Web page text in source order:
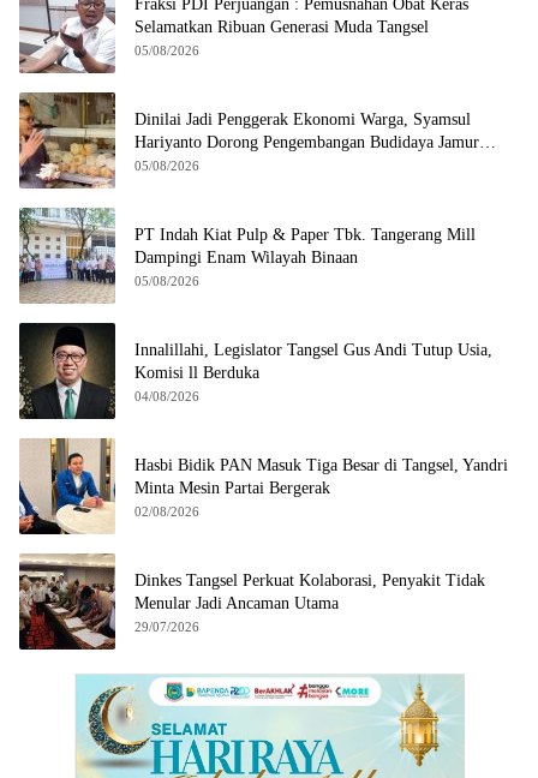
Fraksi PDI Perjuangan : Pemusnahan Obat Keras
Selamatkan Ribuan Generasi Muda Tangsel
05/08/2026
Dinilai Jadi Penggerak Ekonomi Warga, Syamsul
Hariyanto Dorong Pengembangan Budidaya Jamur
Crispy di Serpong
05/08/2026
PT Indah Kiat Pulp & Paper Tbk. Tangerang Mill
Dampingi Enam Wilayah Binaan
05/08/2026
Innalillahi, Legislator Tangsel Gus Andi Tutup Usia,
Komisi ll Berduka
04/08/2026
Hasbi Bidik PAN Masuk Tiga Besar di Tangsel, Yandri
Minta Mesin Partai Bergerak
02/08/2026
Dinkes Tangsel Perkuat Kolaborasi, Penyakit Tidak
Menular Jadi Ancaman Utama
29/07/2026